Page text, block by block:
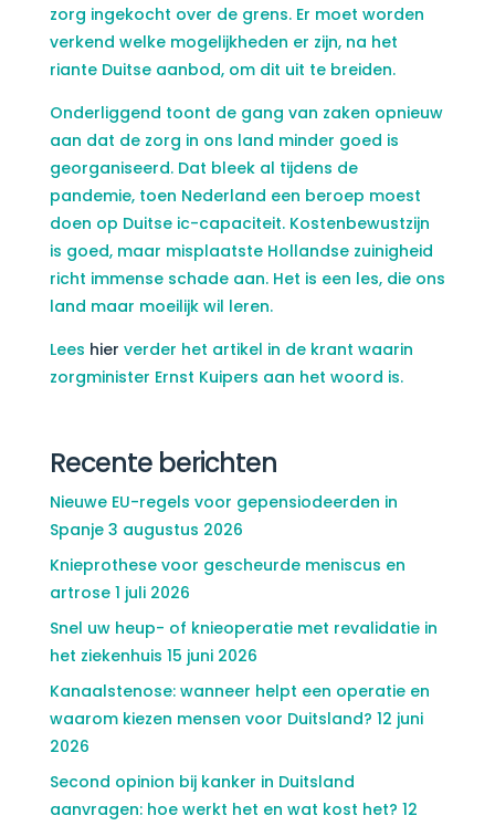
zorg ingekocht over de grens. Er moet worden
verkend welke mogelijkheden er zijn, na het
riante Duitse aanbod, om dit uit te breiden.
Onderliggend toont de gang van zaken opnieuw
aan dat de zorg in ons land minder goed is
georganiseerd. Dat bleek al tijdens de
pandemie, toen Nederland een beroep moest
doen op Duitse ic-capaciteit. Kostenbewustzijn
is goed, maar misplaatste Hollandse zuinigheid
richt immense schade aan. Het is een les, die ons
land maar moeilijk wil leren.
Lees hier verder het artikel in de krant waarin
zorgminister Ernst Kuipers aan het woord is.
Recente berichten
Nieuwe EU-regels voor gepensiodeerden in
Spanje 3 augustus 2026
Knieprothese voor gescheurde meniscus en
artrose 1 juli 2026
Snel uw heup- of knieoperatie met revalidatie in
het ziekenhuis 15 juni 2026
Kanaalstenose: wanneer helpt een operatie en
waarom kiezen mensen voor Duitsland? 12 juni
2026
Second opinion bij kanker in Duitsland
aanvragen: hoe werkt het en wat kost het? 12